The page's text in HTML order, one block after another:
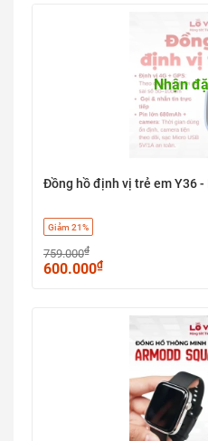
Nhận
Đồng hồ định vị trẻ em Y36
Giảm 21%
759.000₫
600.000₫